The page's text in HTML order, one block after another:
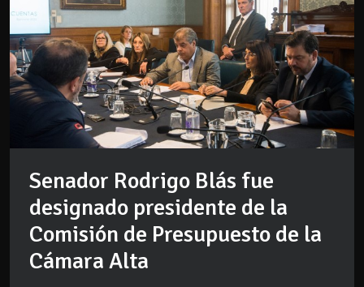
Senador Rodrigo Blás fue
designado presidente de la
Comisión de Presupuesto de la
Cámara Alta